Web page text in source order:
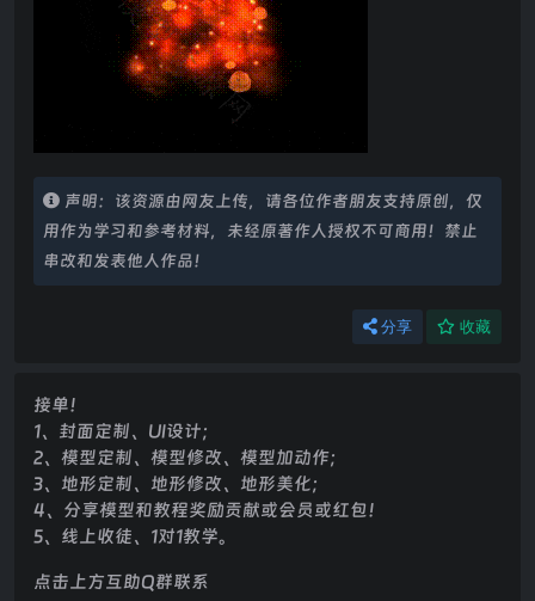
声明：该资源由网友上传，请各位作者朋友支持原创，仅
用作为学习和参考材料，未经原著作人授权不可商用！禁止
串改和发表他人作品！
分享 收藏
接单！
1、封面定制、UI设计；
2、模型定制、模型修改、模型加动作；
3、地形定制、地形修改、地形美化；
4、分享模型和教程奖励贡献或会员或红包！
5、线上收徒、1对1教学。
点击上方互助Q群联系